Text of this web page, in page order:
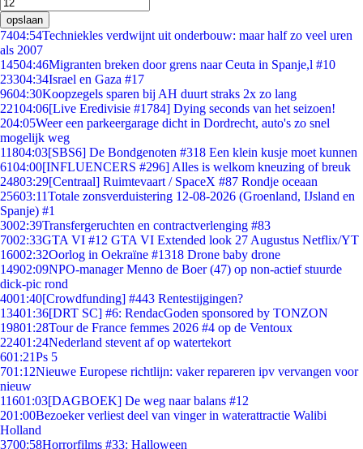
opslaan
7404:54Techniekles verdwijnt uit onderbouw: maar half zo veel uren
als 2007
14504:46Migranten breken door grens naar Ceuta in Spanje,l #10
23304:34Israel en Gaza #17
9604:30Koopzegels sparen bij AH duurt straks 2x zo lang
22104:06[Live Eredivisie #1784] Dying seconds van het seizoen!
204:05Weer een parkeergarage dicht in Dordrecht, auto's zo snel
mogelijk weg
11804:03[SBS6] De Bondgenoten #318 Een klein kusje moet kunnen
6104:00[INFLUENCERS #296] Alles is welkom kneuzing of breuk
24803:29[Centraal] Ruimtevaart / SpaceX #87 Rondje oceaan
25603:11Totale zonsverduistering 12-08-2026 (Groenland, IJsland en
Spanje) #1
3002:39Transfergeruchten en contractverlenging #83
7002:33GTA VI #12 GTA VI Extended look 27 Augustus Netflix/YT
16002:32Oorlog in Oekraïne #1318 Drone baby drone
14902:09NPO-manager Menno de Boer (47) op non-actief stuurde
dick-pic rond
4001:40[Crowdfunding] #443 Rentestijgingen?
13401:36[DRT SC] #6: RendacGoden sponsored by TONZON
19801:28Tour de France femmes 2026 #4 op de Ventoux
22401:24Nederland stevent af op watertekort
601:21Ps 5
701:12Nieuwe Europese richtlijn: vaker repareren ipv vervangen voor
nieuw
11601:03[DAGBOEK] De weg naar balans #12
201:00Bezoeker verliest deel van vinger in waterattractie Walibi
Holland
3700:58Horrorfilms #33: Halloween